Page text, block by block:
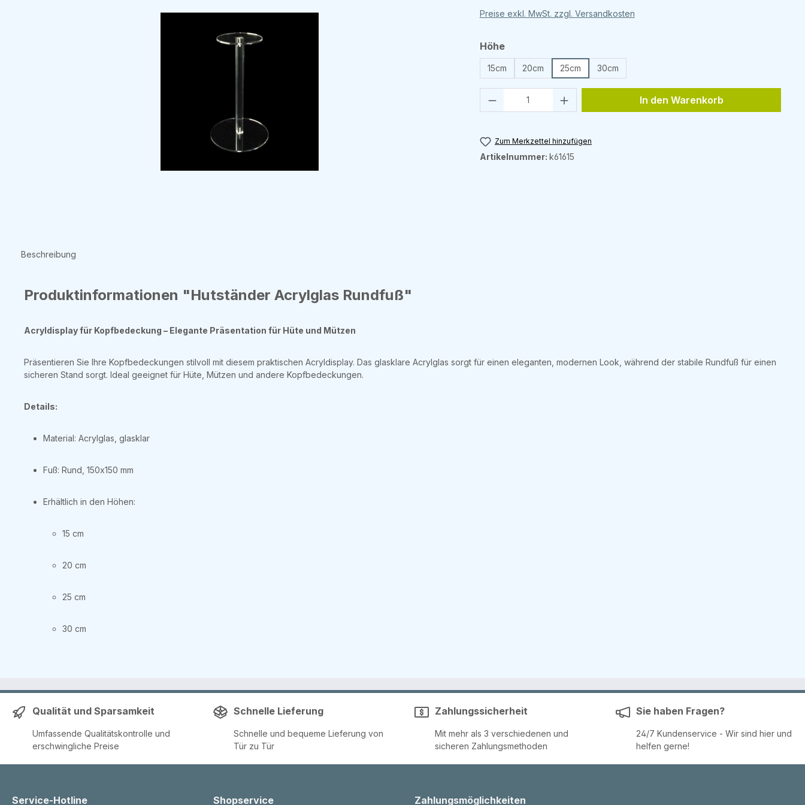
Preise exkl. MwSt. zzgl. Versandkosten
Höheauswählen
15cm 20cm 25cm 30cm
Produkt Anzahl: Gib den gewünschten Wert
In den Warenkorb
Zum Merkzettel hinzufügen
Artikelnummer: k61615
Beschreibung
Produktinformationen "Hutständer Acrylglas Rundfuß"
Acryldisplay für Kopfbedeckung – Elegante Präsentation für Hüte und Mützen
Präsentieren Sie Ihre Kopfbedeckungen stilvoll mit diesem praktischen Acryldisplay. Das glasklare Acrylglas sorgt für einen eleganten, modernen Look, während der stabile Rundfuß für einen
sicheren Stand sorgt. Ideal geeignet für Hüte, Mützen und andere Kopfbedeckungen.
Details:
Material: Acrylglas, glasklar
Fuß: Rund, 150x150 mm
Erhältlich in den Höhen:
15 cm
20 cm
25 cm
30 cm
Qualität und Sparsamkeit
Umfassende Qualitätskontrolle und
erschwingliche Preise
Schnelle Lieferung
Schnelle und bequeme Lieferung von
Tür zu Tür
Zahlungssicherheit
Mit mehr als 3 verschiedenen und
sicheren Zahlungsmethoden
Sie haben Fragen?
24/7 Kundenservice - Wir sind hier und
helfen gerne!
Service-Hotline Shopservice Zahlungsmöglichkeiten